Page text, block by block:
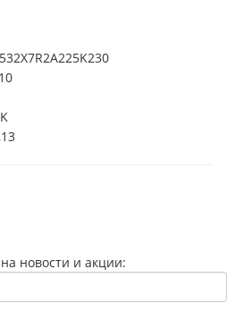
новости и акции: